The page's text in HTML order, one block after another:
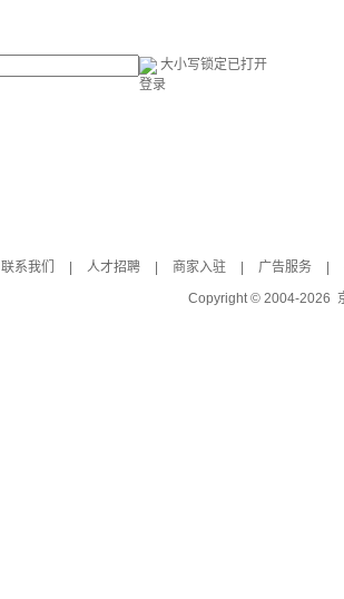
大小写锁定已打开
登录
联系我们 人才招聘 商家入驻 广告服务
Copyright © 2004-2026